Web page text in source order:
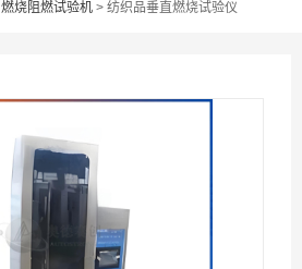
燃烧阻燃试验机 > 纺织品垂直燃烧试验仪